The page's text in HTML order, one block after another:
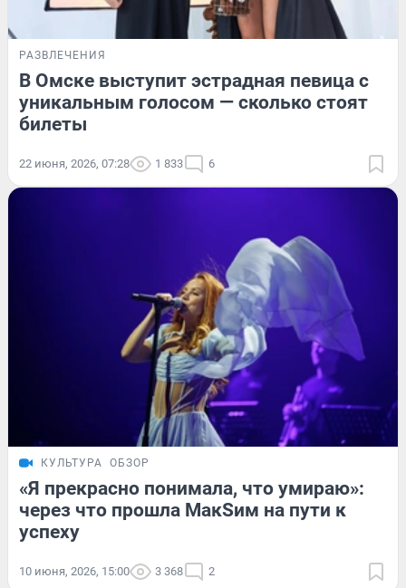
РАЗВЛЕЧЕНИЯ
В Омске выступит эстрадная певица с
уникальным голосом — сколько стоят
билеты
22 июня, 2026, 07:28 1 833 6
КУЛЬТУРА ОБЗОР
«Я прекрасно понимала, что умираю»:
через что прошла МакSим на пути к
успеху
10 июня, 2026, 15:00 3 368 2